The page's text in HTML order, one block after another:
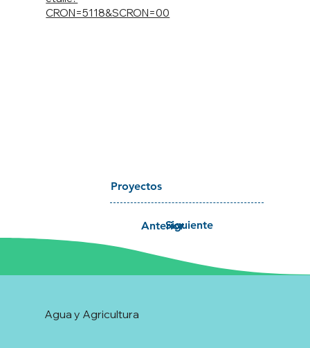
Siguiente
Anterior
Proyectos
CRON=5118&SCRON=00
Agua y Agricultura